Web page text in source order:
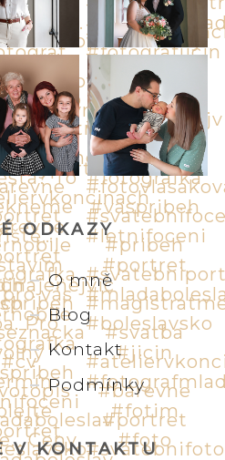
ODKAZY
O mně
Blog
Kontakt
Podmínky
V KONTAKTU